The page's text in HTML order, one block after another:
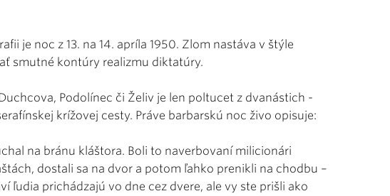
je noc z 13. na 14. apríla 1950. Zlom nastáva v štýle
smutné kontúry realizmu diktatúry.
Podolínec či Želiv je len poltucet z dvanástich -
krížovej cesty. Práve barbarskú noc živo opisuje:
na bránu kláštora. Boli to naverbovaní milicionári
dostali sa na dvor a potom ľahko prenikli na chodbu –
ľudia prichádzajú vo dne cez dvere, ale vy ste prišli ako